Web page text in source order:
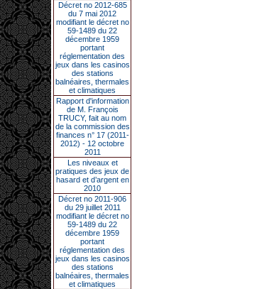
Décret no 2012-685
du 7 mai 2012
modifiant le décret no
59-1489 du 22
décembre 1959
portant
réglementation des
jeux dans les casinos
des stations
balnéaires, thermales
et climatiques
Rapport d'information
de M. François
TRUCY, fait au nom
de la commission des
finances n° 17 (2011-
2012) - 12 octobre
2011
Les niveaux et
pratiques des jeux de
hasard et d’argent en
2010
Décret no 2011-906
du 29 juillet 2011
modifiant le décret no
59-1489 du 22
décembre 1959
portant
réglementation des
jeux dans les casinos
des stations
balnéaires, thermales
et climatiques